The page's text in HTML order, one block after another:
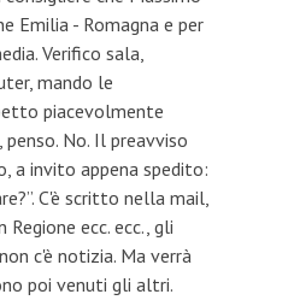
Emilia - Romagna e per
Verifico sala,
mando le
piacevolmente
No. Il preavviso
a invito appena spedito:
C'è scritto nella mail,
ecc. ecc., gli
c'è notizia. Ma verrà
poi venuti gli altri.